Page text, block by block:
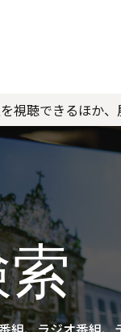
聴できるほか